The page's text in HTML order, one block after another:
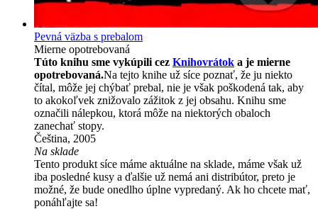
Pevná väzba s prebalom
Mierne opotrebovaná
Túto knihu sme vykúpili cez Knihovrátok a je mierne
opotrebovaná.Na tejto knihe už síce poznať, že ju niekto
čítal, môže jej chýbať prebal, nie je však poškodená tak, aby
to akokoľvek znižovalo zážitok z jej obsahu. Knihu sme
označili nálepkou, ktorá môže na niektorých obaloch
zanechať stopy.
Čeština, 2005
Na sklade
Tento produkt síce máme aktuálne na sklade, máme však už
iba posledné kusy a ďalšie už nemá ani distribútor, preto je
možné, že bude onedlho úplne vypredaný. Ak ho chcete mať,
ponáhľajte sa!